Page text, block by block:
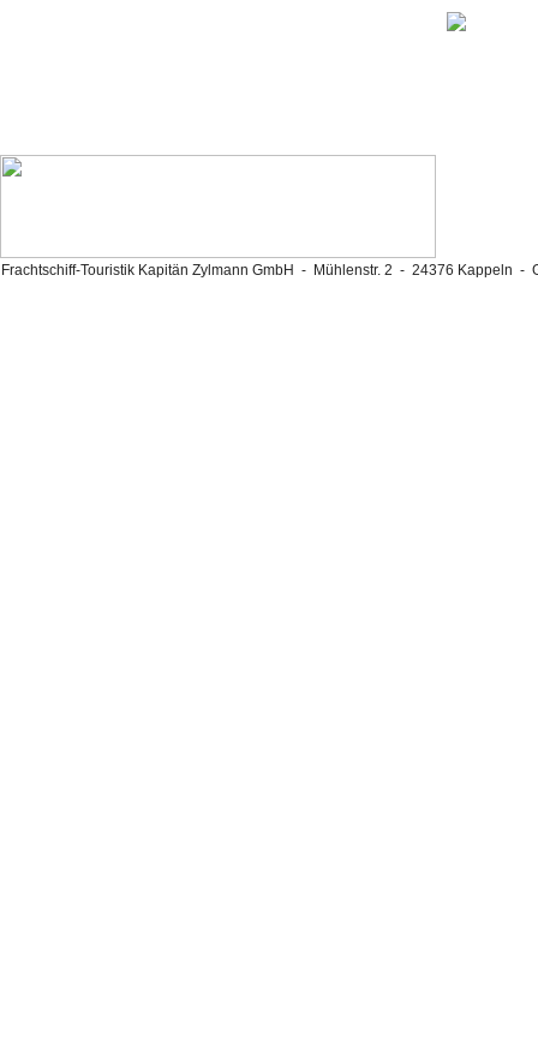
Frachtschiff-Touristik Kapitän Zylmann GmbH - Mühlenstr. 2 - 24376 Kappeln